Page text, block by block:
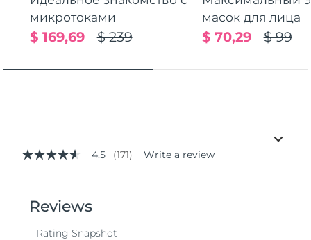
микротоками
$ 239
$ 169,69
масок для лица
$ 99
$ 70,29
4.5
stars,
average
value.
4.5 (171) Write a review